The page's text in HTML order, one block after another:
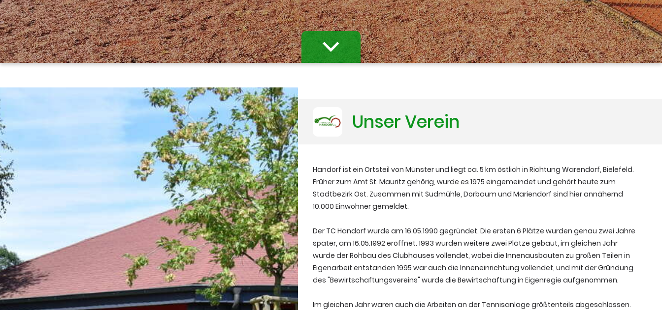
Unser Verein
Handorf ist ein Ortsteil von Münster und liegt ca. 5 km östlich in Richtung Warendorf, Bielefeld.
Früher zum Amt St. Mauritz gehörig, wurde es 1975 eingemeindet und gehört heute zum
Stadtbezirk Ost. Zusammen mit Sudmühle, Dorbaum und Mariendorf sind hier annähernd
10.000 Einwohner gemeldet.
Der TC Handorf wurde am 16.05.1990 gegründet. Die ersten 6 Plätze wurden genau zwei Jahre
später, am 16.05.1992 eröffnet. 1993 wurden weitere zwei Plätze gebaut, im gleichen Jahr
wurde der Rohbau des Clubhauses vollendet, wobei die Innenausbauten zu großen Teilen in
Eigenarbeit entstanden 1995 war auch die Inneneinrichtung vollendet, und mit der Gründung
des "Bewirtschaftungsvereins" wurde die Bewirtschaftung in Eigenregie aufgenommen.
Im gleichen Jahr waren auch die Arbeiten an der Tennisanlage größtenteils abgeschlossen.